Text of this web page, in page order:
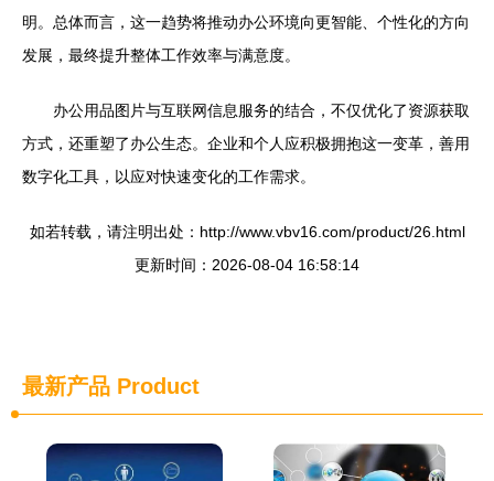
明。总体而言，这一趋势将推动办公环境向更智能、个性化的方向
发展，最终提升整体工作效率与满意度。
办公用品图片与互联网信息服务的结合，不仅优化了资源获取
方式，还重塑了办公生态。企业和个人应积极拥抱这一变革，善用
数字化工具，以应对快速变化的工作需求。
如若转载，请注明出处：http://www.vbv16.com/product/26.html
更新时间：2026-08-04 16:58:14
最新产品 Product